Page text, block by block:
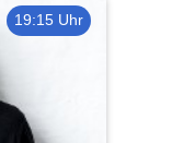
19:15 Uhr